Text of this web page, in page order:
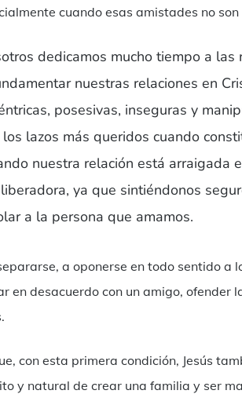
cuando esas amistades no son
dedicamos mucho tiempo a
nuestras relaciones en
posesivas, inseguras y
lazos más queridos cuando
nuestra relación está arraigada
ya que sintiéndonos
a la persona que amamos.
a oponerse en todo sentido a
en desacuerdo con un amigo,
con esta primera condición, Jesús
y natural de crear una familia y ser